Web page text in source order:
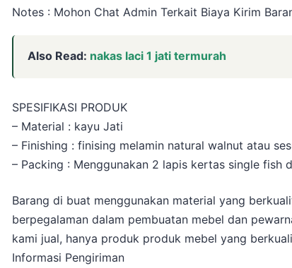
Notes : Mohon Chat Admin Terkait Biaya Kirim
Also Read: nakas laci 1 jati termurah
SPESIFIKASI PRODUK
– Material : kayu Jati
– Finishing : finising melamin natural walnut atau
– Packing : Menggunakan 2 lapis kertas single fish
Barang di buat menggunakan material yang
berpegalaman dalam pembuatan mebel dan
kami jual, hanya produk produk mebel yang
Informasi Pengiriman